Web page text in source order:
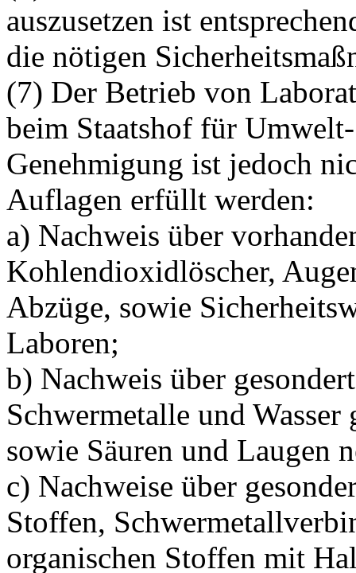
auszusetzen ist
die nötigen
(7) Der Betrieb von
beim Staatshof für
Genehmigung ist jedoch
Auflagen erfüllt werden:
a) Nachweis über
Kohlendioxidlöscher,
Abzüge, sowie
Laboren;
b) Nachweis über
Schwermetalle und
sowie Säuren und Laugen
c) Nachweise über
Stoffen,
organischen Stoffen mit